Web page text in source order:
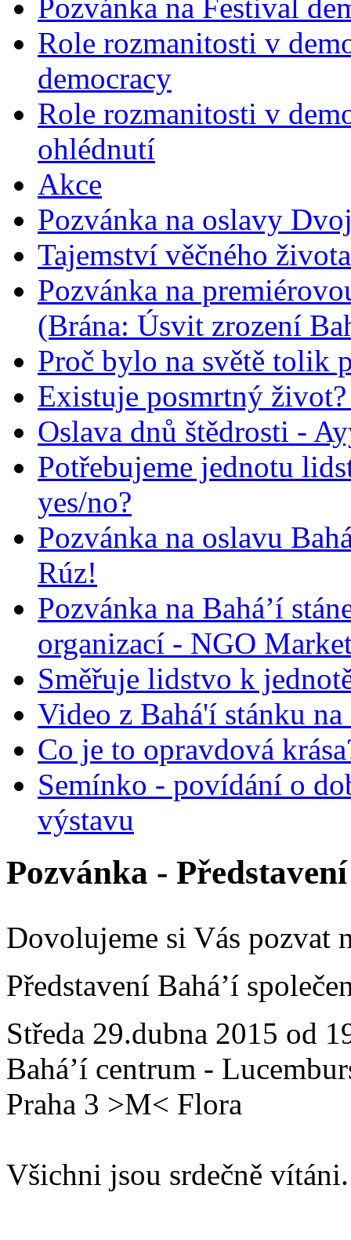
Pozvánka na Festival
Role rozmanitosti v
democracy
Role rozmanitosti v
ohlédnutí
Akce
Pozvánka na oslavy
Tajemství věčného života
Pozvánka na
(Brána: Úsvit zrození
Proč bylo na světě tolik
Existuje posmrtný
Oslava dnů štědrosti -
Potřebujeme jednotu
yes/no?
Pozvánka na oslavu
Rúz!
Pozvánka na Bahá’í
organizací - NGO
Směřuje lidstvo k
Video z Bahá'í stánku
Co je to opravdová
Semínko - povídání o
výstavu
Pozvánka -
Dovolujeme si Vás pozvat
Představení Bahá’í
Středa 29.dubna 2015 od
Bahá’í centrum -
Praha 3 >M< Flora
Všichni jsou srdečně vítáni.